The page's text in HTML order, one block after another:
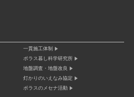
一貫施工体制
ポラス暮し科学研究所
地盤調査・地盤改良
灯かりのいえなみ協定
ポラスのメセナ活動